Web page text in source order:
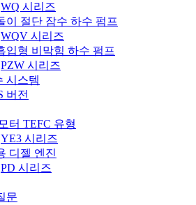
WQ 시리즈
이 절단 잠수 하수 펌프
WQV 시리즈
입형 비막힘 하수 펌프
PZW 시리즈
시스템
버전
터 TEFC 유형
YE3 시리즈
디젤 엔진
PD 시리즈
문